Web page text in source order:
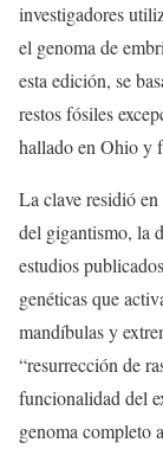
investigadores
el genoma de
esta edición, se
restos fósiles
hallado en Ohio y
La clave residió
del gigantismo, la
estudios
genéticas que
mandíbulas y
“resurrección de
funcionalidad del
genoma completo